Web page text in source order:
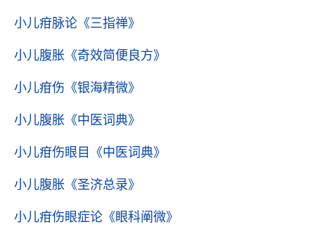
小儿疳脉论 《三指禅》
小儿腹胀 《奇效简便良方》
小儿疳伤 《银海精微》
小儿腹胀 《中医词典》
小儿疳伤眼目 《中医词典》
小儿腹胀 《圣济总录》
小儿疳伤眼症论 《眼科阐微》